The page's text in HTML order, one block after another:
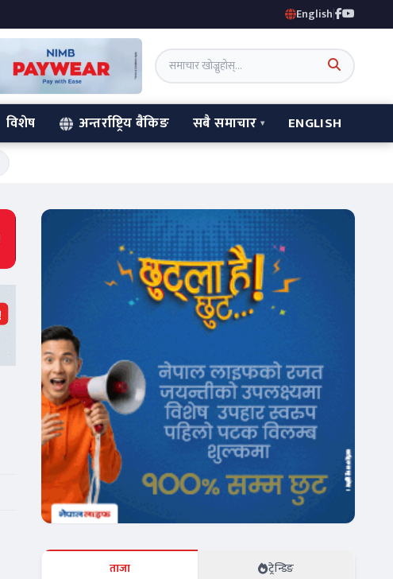
English|
विशेष अन्तर्राष्ट्रिय बैंकिङ सबै समाचार ENGLISH
ताजा ट्रेन्डिङ